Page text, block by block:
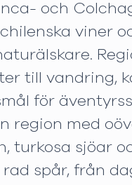
och
viner
till vandring,
för
region med
turkosa sjöar
spår, från